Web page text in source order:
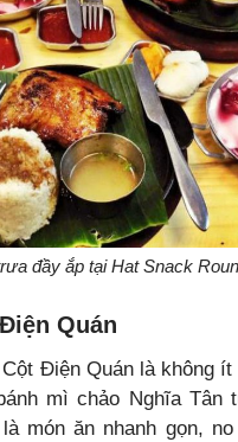
đầy ắp tại Hat Snack
Quán
Cột Điện Quán là không
mì chảo Nghĩa Tân
món ăn nhanh gọn,